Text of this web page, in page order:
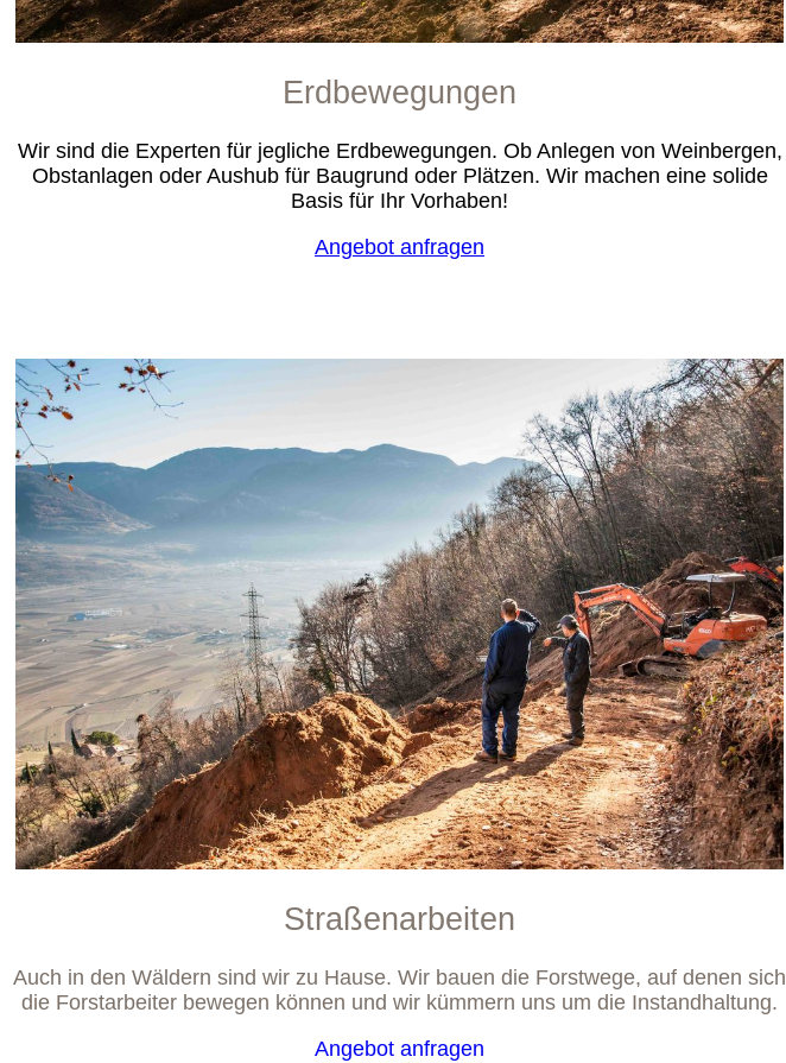
Erdbewegungen
Wir sind die Experten für jegliche Erdbewegungen. Ob Anlegen von Weinbergen,
Obstanlagen oder Aushub für Baugrund oder Plätzen. Wir machen eine solide
Basis für Ihr Vorhaben!
Angebot anfragen
Straßenarbeiten
Auch in den Wäldern sind wir zu Hause. Wir bauen die Forstwege, auf denen sich
die Forstarbeiter bewegen können und wir kümmern uns um die Instandhaltung.
Angebot anfragen